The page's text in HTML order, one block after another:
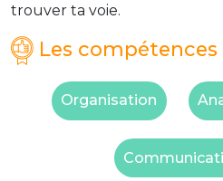
trouver ta voie.
Les compétences
Organisation